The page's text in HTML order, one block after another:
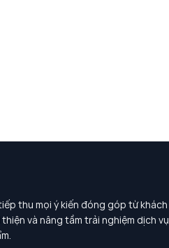
thu mọi ý kiến đóng góp từ khách
và nâng tầm trải nghiệm dịch vụ